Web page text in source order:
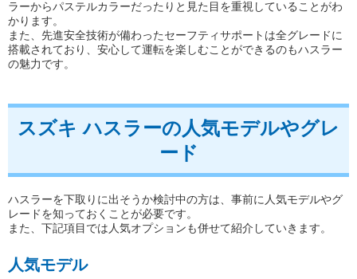
ラーからパステルカラーだったりと見た目を重視していることがわ
かります。
また、先進安全技術が備わったセーフティサポートは全グレードに
搭載されており、安心して運転を楽しむことができるのもハスラー
の魅力です。
スズキ ハスラーの人気モデルやグレ
ード
ハスラーを下取りに出そうか検討中の方は、事前に人気モデルやグ
レードを知っておくことが必要です。
また、下記項目では人気オプションも併せて紹介していきます。
人気モデル